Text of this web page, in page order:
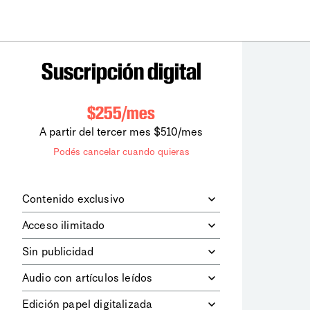
Suscripción digital
$255/mes
A partir del tercer mes $510/mes
Podés cancelar cuando quieras
Contenido exclusivo
digitales dela diaria
los contenidos de Le Monde
diplomatique.
Acceso ilimitado
contenidos.
Sin publicidad
publicitarios.
Audio con artículos leídos
Edición papel digitalizada